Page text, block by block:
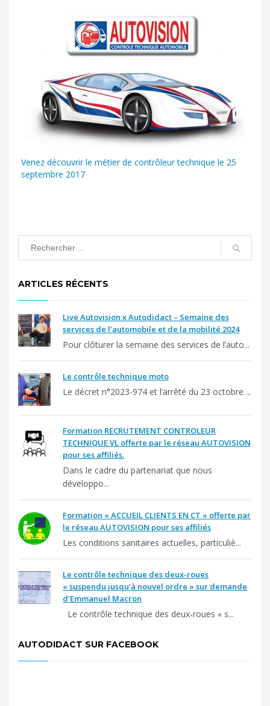
Venez découvrir le métier de contrôleur technique le 25
septembre 2017
ARTICLES RÉCENTS
Live Autovision x Autodidact – Semaine des
services de l’automobile et de la mobilité 2024
Pour clôturer la semaine des services de l’auto...
Le contrôle technique moto
Le décret n°2023-974 et l’arrêté du 23 octobre ...
Formation RECRUTEMENT CONTROLEUR
TECHNIQUE VL offerte par le réseau AUTOVISION
pour ses affiliés.
Dans le cadre du partenariat que nous
développo...
Formation « ACCUEIL CLIENTS EN CT » offerte par
le réseau AUTOVISION pour ses affiliés
Les conditions sanitaires actuelles, particuliè...
Le contrôle technique des deux-roues
« suspendu jusqu’à nouvel ordre » sur demande
d’Emmanuel Macron
Le contrôle technique des deux-roues « s...
AUTODIDACT SUR FACEBOOK